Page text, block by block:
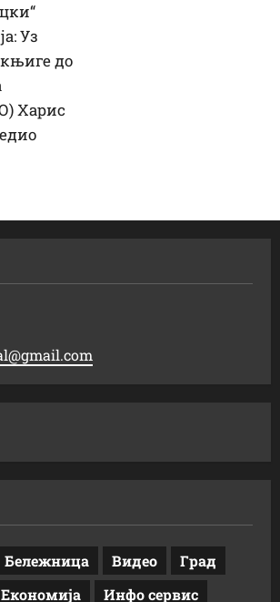
Уз
до
Харис
Бележница Видео
Град
Економија Инфо сервис